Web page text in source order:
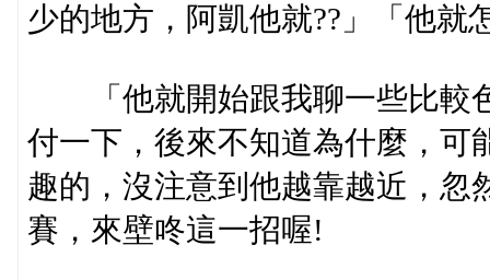
少的地方，阿凱他就??」「他就
「他就開始跟我聊一些比較
付一下，後來不知道為什麼，可
趣的，沒注意到他越靠越近，忽
賽，來壁咚這一招喔!